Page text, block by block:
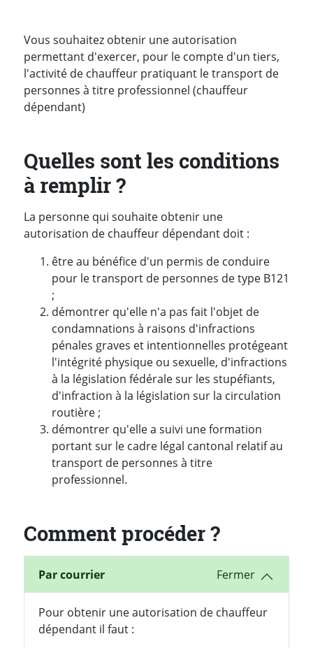
Introduction
Vous souhaitez obtenir une autorisation
permettant d'exercer, pour le compte d'un tiers,
l'activité de chauffeur pratiquant le transport de
personnes à titre professionnel (chauffeur
dépendant)
Quelles sont les conditions
à remplir ?
La personne qui souhaite obtenir une
autorisation de chauffeur dépendant doit :
être au bénéfice d'un permis de conduire
pour le transport de personnes de type B121
;
démontrer qu'elle n'a pas fait l'objet de
condamnations à raisons d'infractions
pénales graves et intentionnelles protégeant
l'intégrité physique ou sexuelle, d'infractions
à la législation fédérale sur les stupéfiants,
d'infraction à la législation sur la circulation
routière ;
démontrer qu'elle a suivi une formation
portant sur le cadre légal cantonal relatif au
transport de personnes à titre
professionnel.
Comment procéder ?
Par courrier
Pour obtenir une autorisation de chauffeur
dépendant il faut :